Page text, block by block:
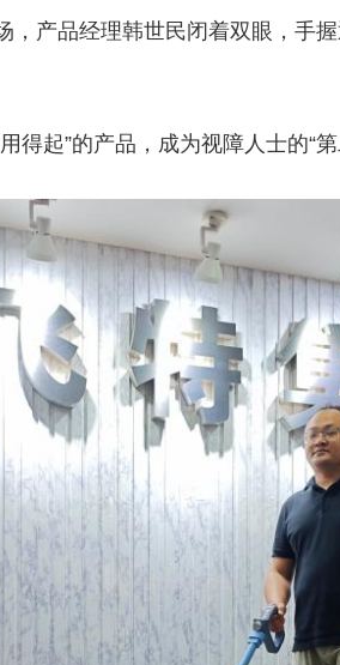
产品经理韩世民闭着双眼，手
起”的产品，成为视障人士的“第